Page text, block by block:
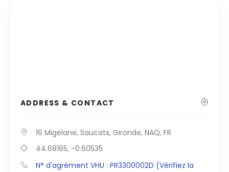
ADDRESS & CONTACT
16 Migelane, Saucats, Gironde, NAQ, FR
44.68165, -0.60535
N° d'agrément VHU : PR3300002D (Vérifiez la